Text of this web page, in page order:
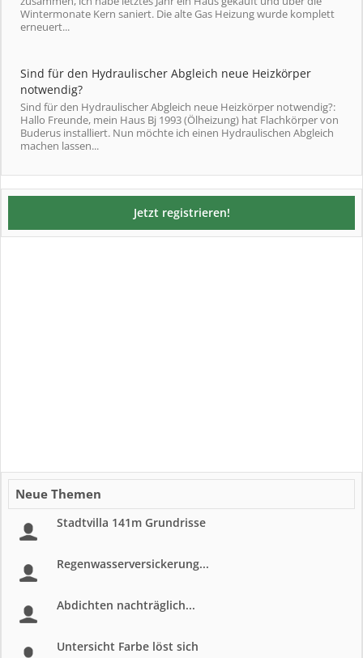
Wintermonate Kern saniert. Die alte Gas Heizung wurde komplett
erneuert...
Sind für den Hydraulischer Abgleich neue Heizkörper
notwendig?
Sind für den Hydraulischer Abgleich neue Heizkörper notwendig?:
Hallo Freunde, mein Haus Bj 1993 (Ölheizung) hat Flachkörper von
Buderus installiert. Nun möchte ich einen Hydraulischen Abgleich
machen lassen...
Jetzt registrieren!
Neue Themen
Stadtvilla 141m Grundrisse
Regenwasserversickerung...
Abdichten nachträglich...
Untersicht Farbe löst sich